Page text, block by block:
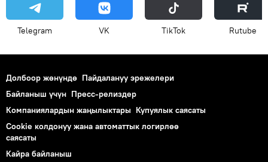
Telegram VK ТikТоk Rutube
Долбоор жөнүндө Пайдалануу эрежелери
Байланыш үчүн Пресс-релиздер
Компаниялардын жаңылыктары Купуялык саясаты
Cookie колдонуу жана автоматтык логирлөө
саясаты
Кайра байланыш